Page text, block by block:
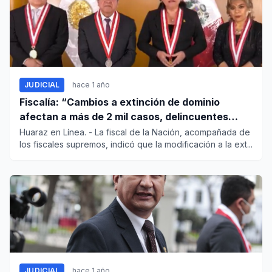
JUDICIAL hace 1 año
Fiscalía: “Cambios a extinción de dominio
afectan a más de 2 mil casos, delincuentes
seguirán disfrutando sus bienes"
Huaraz en Línea. - La fiscal de la Nación, acompañada de
los fiscales supremos, indicó que la modificación a la ext...